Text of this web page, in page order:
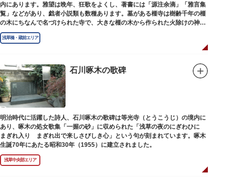
内にあります。雅望は晩年、狂歌をよくし、著書には「源注余滴」「雅言集
覧」などがあり、戯者小説類も数種あります。墓がある榧寺は樹齢千年の榧
の木にちなんで名づけられた寺で、大きな榧の木から作られた火除けの神、
秋葉権現で知られています。
浅草橋・蔵前エリア
石川啄木の歌碑
明治時代に活躍した詩人、石川啄木の歌碑は等光寺（とうこうじ）の境内に
あり、啄木の処女歌集「一握の砂」に収められた「浅草の夜のにぎわひに
まぎれ入り まぎれ出で来しさびしき心」という句が刻まれています。啄木
生誕70年にあたる昭和30年（1955）に建立されました。
浅草中央部エリア